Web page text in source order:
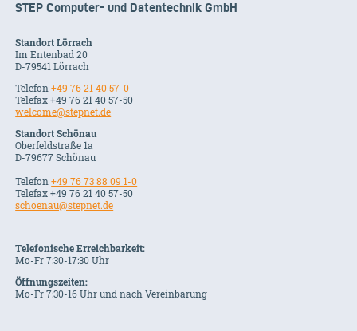
STEP Computer- und Datentechnik GmbH
Standort Lörrach
Im Entenbad 20
D-79541 Lörrach
Telefon+49 76 21 40 57-0
Telefax +49 76 21 40 57-50
welcome@stepnet.de
Standort Schönau
Oberfeldstraße 1a
D-79677 Schönau
Telefon+49 76 73 88 09 1-0
Telefax +49 76 21 40 57-50
schoenau@stepnet.de
Telefonische Erreichbarkeit:
Mo-Fr 7:30-17:30 Uhr
Öffnungszeiten:
Mo-Fr 7:30-16 Uhr und nach Vereinbarung